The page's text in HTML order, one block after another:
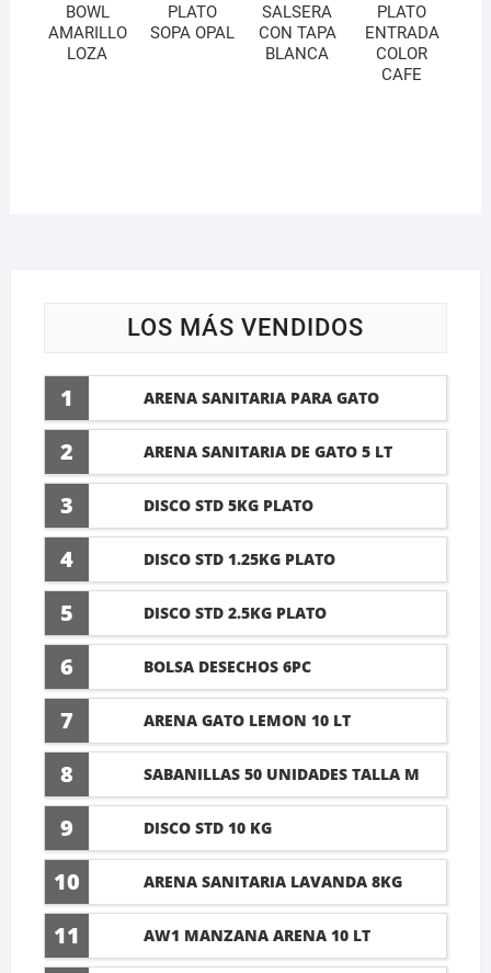
BOWL
AMARILLO
LOZA
PLATO
SOPA OPAL
SALSERA
CON TAPA
BLANCA
PLATO
ENTRADA
COLOR
CAFE
LOS MÁS VENDIDOS
1 ARENA SANITARIA PARA GATO
LAVANDA 10 LTI
2 ARENA SANITARIA DE GATO 5 LT
3 DISCO STD 5KG PLATO
4 DISCO STD 1.25KG PLATO
5 DISCO STD 2.5KG PLATO
6 BOLSA DESECHOS 6PC
7 ARENA GATO LEMON 10 LT
8 SABANILLAS 50 UNIDADES TALLA M
60X45CM
9 DISCO STD 10 KG
10 ARENA SANITARIA LAVANDA 8KG
11 AW1 MANZANA ARENA 10 LT